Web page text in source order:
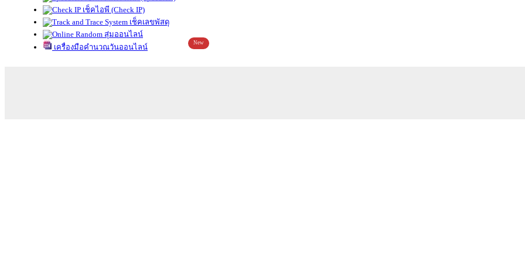
เช็คไอพี (Check IP)
เช็คเลขพัสดุ
สุ่มออนไลน์
เครื่องมือคำนวณวันออนไลน์
New